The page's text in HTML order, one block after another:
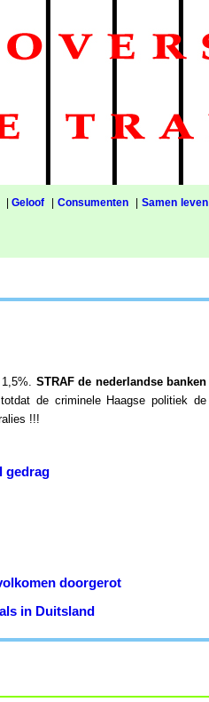
Geloof |Consumenten |Samen leven
STRAF de nederlandse banken
de criminele Haagse politiek de
!!!
gedrag
doorgerot
in Duitsland